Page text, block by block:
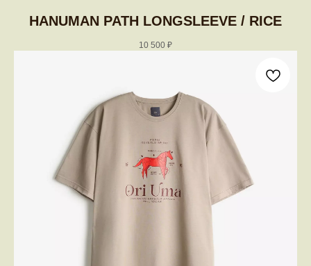
HANUMAN PATH LONGSLEEVE / RICE
10 500 ₽